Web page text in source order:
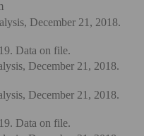
December 21, 2018.
Data on file.
December 21, 2018.
December 21, 2018.
Data on file.